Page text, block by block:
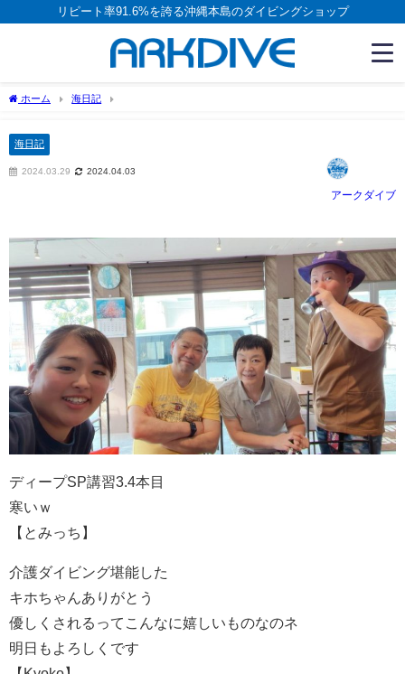
リピート率91.6%を誇る沖縄本島のダイビングショップ
ホーム 海日記
海日記
2024.03.29 2024.04.03
アークダイブ
ディープSP講習3.4本目
寒いｗ
【とみっち】
介護ダイビング堪能した
キホちゃんありがとう
優しくされるってこんなに嬉しいものなのネ
明日もよろしくです